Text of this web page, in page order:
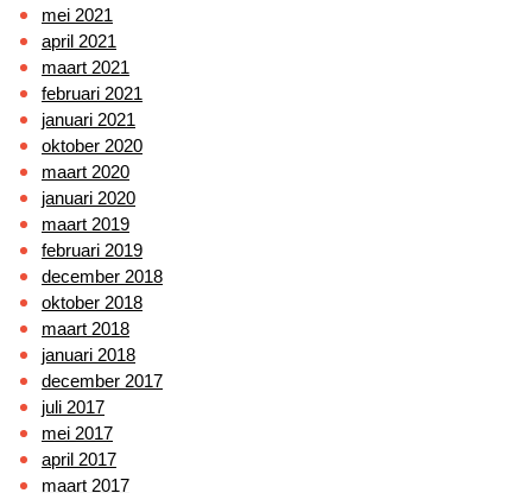
mei 2021
april 2021
maart 2021
februari 2021
januari 2021
oktober 2020
maart 2020
januari 2020
maart 2019
februari 2019
december 2018
oktober 2018
maart 2018
januari 2018
december 2017
juli 2017
mei 2017
april 2017
maart 2017